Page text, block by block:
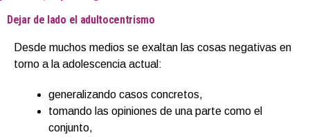
Dejar de lado el adultocentrismo
Desde muchos medios se exaltan las cosas negativas en
torno a la adolescencia actual:
generalizando casos concretos,
tomando las opiniones de una parte como el
conjunto,